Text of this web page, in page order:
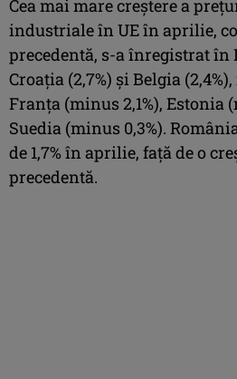
Cea mai mare creştere a
industriale în UE în aprilie,
precedentă, s-a înregistrat în
Croaţia (2,7%) şi Belgia
Franţa (minus 2,1%), Estonia
Suedia (minus 0,3%).
de 1,7% în aprilie, faţă de o
precedentă.